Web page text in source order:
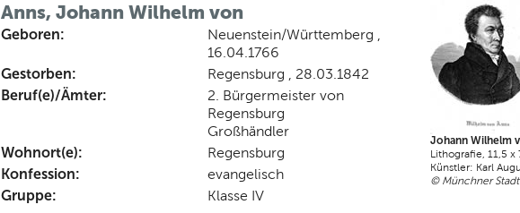
Anns, Johann Wilhelm von
Geboren:
Neuenstein/Württemberg ,
16.04.1766
Gestorben: Regensburg , 28.03.1842
Beruf(e)/Ämter:
2. Bürgermeister von
Regensburg
Großhändler
Wohnort(e): Regensburg
Konfession: evangelisch
Gruppe: Klasse IV
Johann Wilhelm
Lithografie, 11,5 x
Künstler: Karl
© Münchner